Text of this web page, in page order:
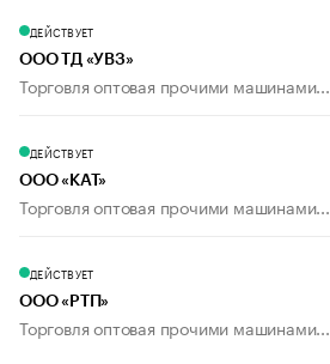
ДЕЙСТВУЕТ
ООО ТД «УВЗ»
Торговля оптовая прочими машинами...
ДЕЙСТВУЕТ
ООО «КАТ»
Торговля оптовая прочими машинами...
ДЕЙСТВУЕТ
ООО «РТП»
Торговля оптовая прочими машинами...